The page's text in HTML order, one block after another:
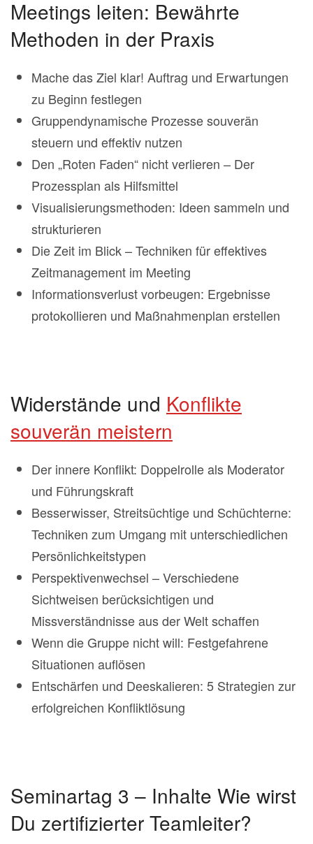
Meetings leiten: Bewährte
Methoden in der Praxis
Mache das Ziel klar! Auftrag und Erwartungen
zu Beginn festlegen
Gruppendynamische Prozesse souverän
steuern und effektiv nutzen
Den „Roten Faden“ nicht verlieren – Der
Prozessplan als Hilfsmittel
Visualisierungsmethoden: Ideen sammeln und
strukturieren
Die Zeit im Blick – Techniken für effektives
Zeitmanagement im Meeting
Informationsverlust vorbeugen: Ergebnisse
protokollieren und Maßnahmenplan erstellen
Widerstände und Konflikte
souverän meistern
Der innere Konflikt: Doppelrolle als Moderator
und Führungskraft
Besserwisser, Streitsüchtige und Schüchterne:
Techniken zum Umgang mit unterschiedlichen
Persönlichkeitstypen
Perspektivenwechsel – Verschiedene
Sichtweisen berücksichtigen und
Missverständnisse aus der Welt schaffen
Wenn die Gruppe nicht will: Festgefahrene
Situationen auflösen
Entschärfen und Deeskalieren: 5 Strategien zur
erfolgreichen Konfliktlösung
Seminartag 3 – Inhalte Wie wirst
Du zertifizierter Teamleiter?